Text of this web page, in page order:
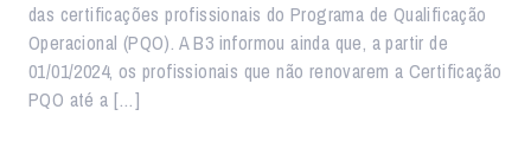
das certificações profissionais do Programa de Qualificação
Operacional (PQO). A B3 informou ainda que, a partir de
01/01/2024, os profissionais que não renovarem a Certificação
PQO até a […]